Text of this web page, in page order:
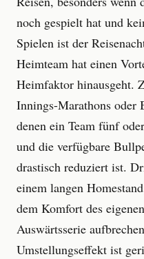
noch gespielt hat und
Spielen ist der
Heimteam hat einen
Heimfaktor hinausgeht.
Innings-Marathons oder
denen ein Team fünf
und die verfügbare
drastisch reduziert ist.
einem langen
dem Komfort des
Auswärtsserie
Umstellungseffekt ist